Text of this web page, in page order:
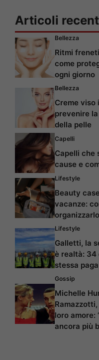
Articoli
Bellezza
Ritmi
come
ogni giorno
Bellezza
Creme
prevenire
della pelle
Capelli
Capelli che
cause e
Lifestyle
Beauty
vacanze:
Lifestyle
Galletti, la
è realtà: 34
stessa paga
Gossip
Michelle
loro amore:
ancora più